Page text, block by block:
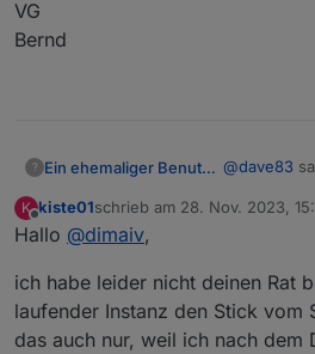
VG
Bernd
? Ein ehemaliger Benutzer @dave83
Moin,
schau mal
https://
K
Offline
kiste01schrieb am 28. Nov. 2023,
zuletzt editiert von
Hallo @dimaiv,
ich habe leider nicht deinen Rat
laufender Instanz den Stick vom
das auch nur, weil ich nach dem